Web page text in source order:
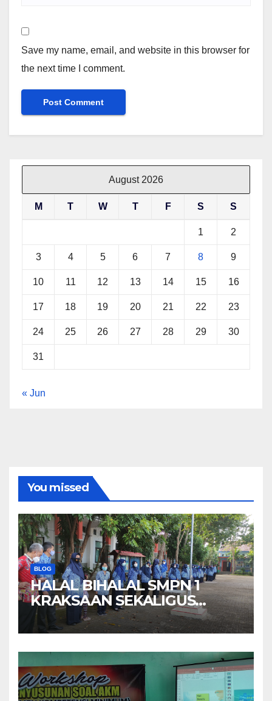
Save my name, email, and website in this browser for
the next time I comment.
August 2026
M T W T F S S
1 2
3 4 5 6 7 8 9
10 11 12 13 14 15 16
17 18 19 20 21 22 23
24 25 26 27 28 29 30
31
« Jun
You missed
BLOG
HALAL BIHALAL SMPN 1
KRAKSAAN SEKALIGUS
MEMPERINGATI HARI
KEBANHKITAN NASIONAL